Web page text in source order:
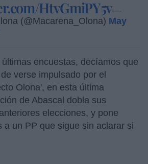
HtvGmiPY5v—
(@Macarena_Olona) May
encuestas, decíamos que
verse impulsado por el
Olona', en esta última
de Abascal dobla sus
elecciones, y pone
a un PP que sigue sin aclarar si